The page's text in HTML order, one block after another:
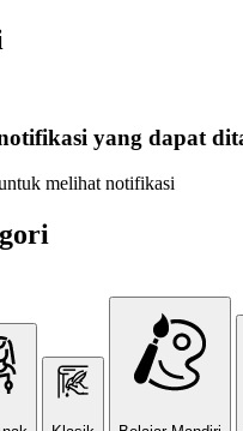
yang dapat
melihat notifikasi